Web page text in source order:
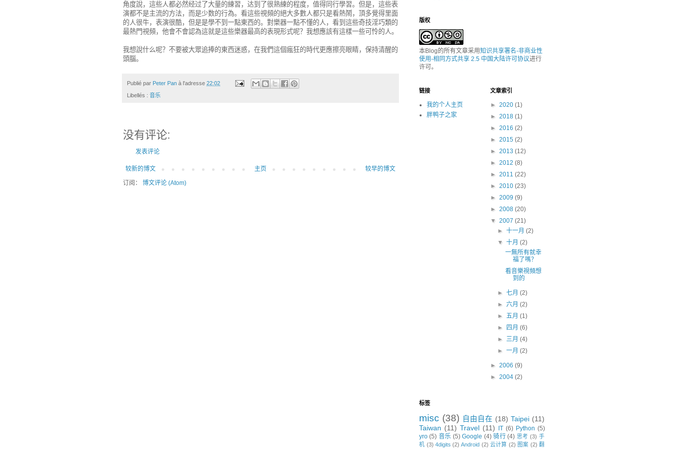
角度說，這些人都必然经过了大量的練習，达到了很熟練的程度，值得同行學習。但是，這些表
演都不是主流的方法，而是少数的行為。看這些視頻的絕大多數人都只是看熱鬧，頂多覺得里面
的人很牛，表演很酷，但是是學不到一點東西的。對樂器一點不懂的人，看到這些奇技淫巧類的
最熱門視頻，他會不會認為這就是這些樂器最高的表現形式呢？我想應該有這樣一些可怜的人。
我想說什么呢？不要被大眾追捧的東西迷惑，在我們這個瘋狂的時代更應擦亮眼睛，保持清醒的
頭腦。
Publié par Peter Pan à l'adresse 22:02
Libellés : 音乐
没有评论:
发表评论
较新的博文 较早的博文
主页
订阅： 博文评论 (Atom)
版权
本Blog的所有文章采用知识共享署名-非商业性
使用-相同方式共享 2.5 中国大陆许可协议进行
许可。
链接
我的个人主页
胖鸭子之家
文章索引
► 2020 (1)
► 2018 (1)
► 2016 (2)
► 2015 (2)
► 2013 (12)
► 2012 (8)
► 2011 (22)
► 2010 (23)
► 2009 (9)
► 2008 (20)
▼ 2007 (21)
►十一月(2)
▼十月(2)
一無所有就幸
福了嗎？
看音樂視頻想
到的
►七月(2)
►六月(2)
►五月(1)
►
四月(6)
►三月(4)
►一月(2)
► 2006 (9)
► 2004 (2)
标签
misc (38) 自由自在 (18) Taipei (11)
Taiwan (11) Travel (11) IT (6) Python (5)
yro (5) 音乐 (5) Google (4) 骑行 (4) 思考 (3) 手
机 (3) 4digits (2) Android (2) 云计算 (2) 图案 (2) 翻